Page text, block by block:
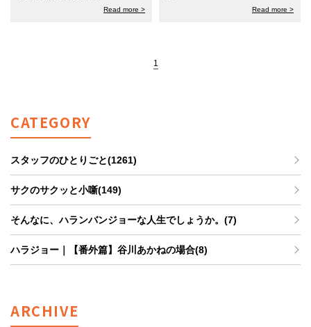
Read more > Read more >
CATEGORY
スタッフのひとりごと(1261)
サクのサクッと小噺(149)
そんなに、ハランバンジョーな人生でしょうか。(7)
ハラジョー｜【番外篇】谷川あかねの場合(8)
ARCHIVE
1